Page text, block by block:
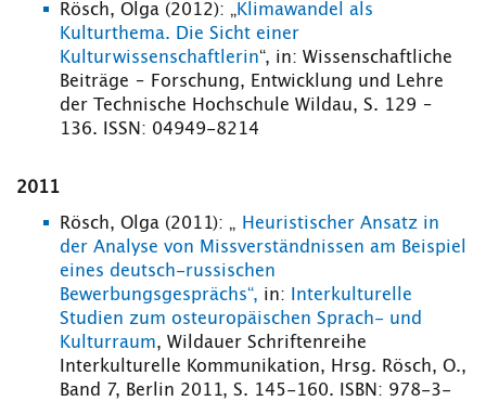
Rösch, Olga (2012): „Klimawandel als
Kulturthema. Die Sicht einer
Kulturwissenschaftlerin“, in: Wissenschaftliche
Beiträge – Forschung, Entwicklung und Lehre
der Technische Hochschule Wildau, S. 129 –
136. ISSN: 04949-8214
2011
Rösch, Olga (2011): „ Heuristischer Ansatz in
der Analyse von Missverständnissen am Beispiel
eines deutsch-russischen
Bewerbungsgesprächs“, in:
Interkulturelle
Studien zum osteuropäischen Sprach- und
Kulturraum, Wildauer Schriftenreihe
Interkulturelle Kommunikation, Hrsg. Rösch, O.,
Band 7, Berlin 2011, S. 145-160. ISBN: 978-3-